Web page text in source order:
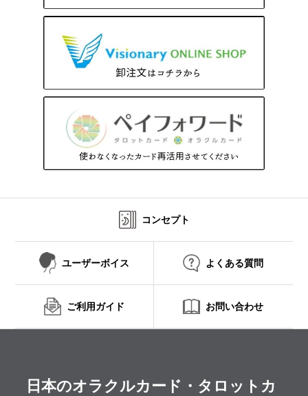
コンセプト
ユーザーボイス よくある質問
ご利用ガイド お問い合わせ
日本のオラクルカード・タロットカ